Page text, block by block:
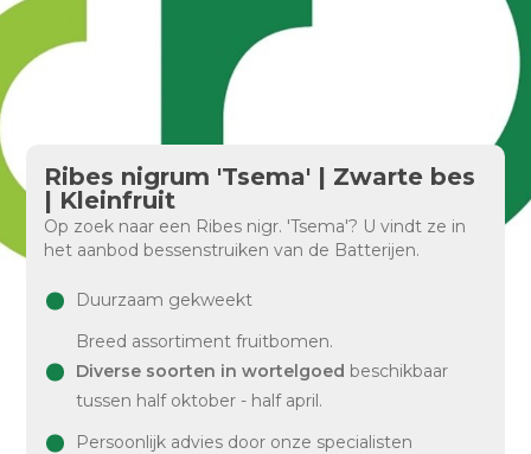
Ribes nigrum 'Tsema' | Zwarte bes
| Kleinfruit
Op zoek naar een Ribes nigr. 'Tsema'? U vindt ze in
het aanbod bessenstruiken van de Batterijen.
Duurzaam gekweekt
Breed assortiment fruitbomen.
Diverse soorten in wortelgoed beschikbaar
tussen half oktober - half april.
Persoonlijk advies door onze specialisten